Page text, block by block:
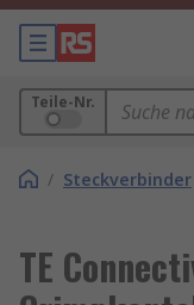
Teile-Nr.
/ Steckverbinder
TE